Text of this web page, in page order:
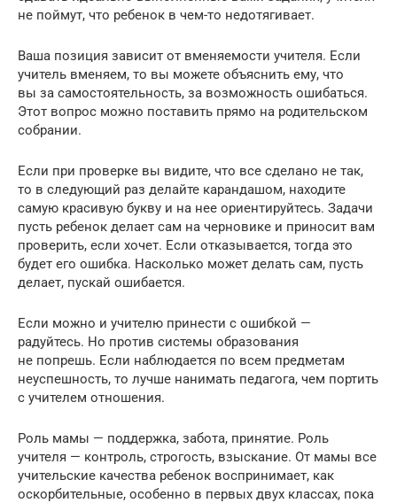
не поймут, что ребенок в чем-то недотягивает.
Ваша позиция зависит от вменяемости учителя. Если
учитель вменяем, то вы можете объяснить ему, что
вы за самостоятельность, за возможность ошибаться.
Этот вопрос можно поставить прямо на родительском
собрании.
Если при проверке вы видите, что все сделано не так,
то в следующий раз делайте карандашом, находите
самую красивую букву и на нее ориентируйтесь. Задачи
пусть ребенок делает сам на черновике и приносит вам
проверить, если хочет. Если отказывается, тогда это
будет его ошибка. Насколько может делать сам, пусть
делает, пускай ошибается.
Если можно и учителю принести с ошибкой —
радуйтесь. Но против системы образования
не попрешь. Если наблюдается по всем предметам
неуспешность, то лучше нанимать педагога, чем портить
с учителем отношения.
Роль мамы — поддержка, забота, принятие. Роль
учителя — контроль, строгость, взыскание. От мамы все
учительские качества ребенок воспринимает, как
оскорбительные, особенно в первых двух классах, пока